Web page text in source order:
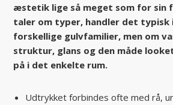
æstetik lige så meget som for sin
taler om typer, handler det typisk
forskellige gulvfamilier, men om
struktur, glans og den måde
på i det enkelte rum.
Udtrykket forbindes ofte med rå,